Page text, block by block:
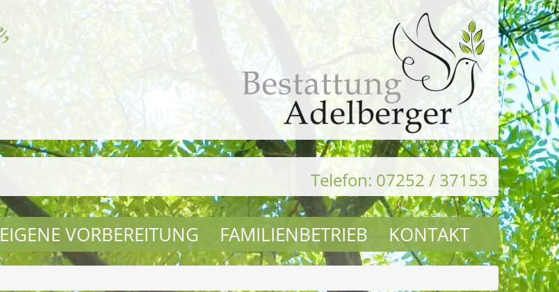
Telefon: 07252 / 37153
EIGENE VORBEREITUNG FAMILIENBETRIEB KONTAKT